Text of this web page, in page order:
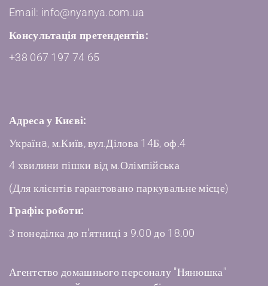
Email: info@nyanya.com.ua
Консультація претендентів:
+38 067 197 74 65
Адреса у Києві:
Українa, м.Київ, вул.Ділова 14Б, оф.4
4 хвилини пішки від м.Олімпійська
(Для клієнтів гарантовано паркувальне місце)
Графік роботи:
З понеділка до п'ятниці з 9.00 до 18.00
Агентство домашнього персоналу "Нянюшка"